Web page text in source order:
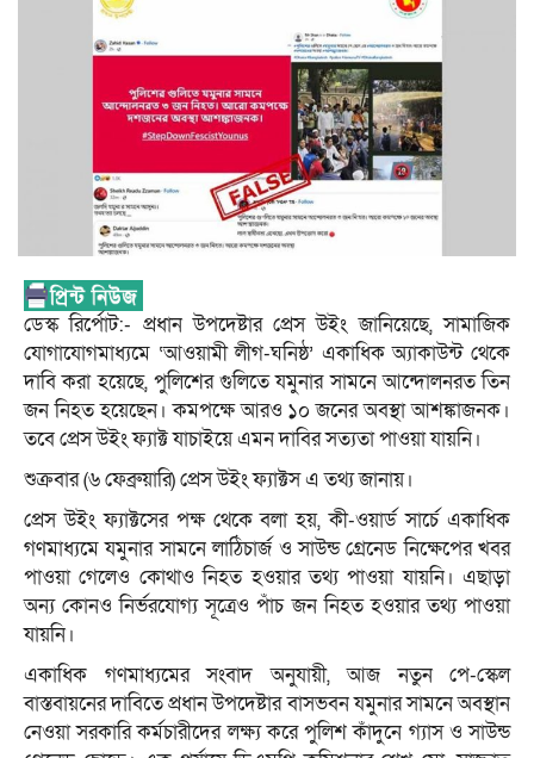
ডেস্ক রির্পোট:- প্রধান উপদেষ্টার প্রেস উইং জানিয়েছে, সামাজিক
যোগাযোগমাধ্যমে ‘আওয়ামী লীগ-ঘনিষ্ঠ’ একাধিক অ্যাকাউন্ট থেকে
দাবি করা হয়েছে, পুলিশের গুলিতে যমুনার সামনে আন্দোলনরত তিন
জন নিহত হয়েছেন। কমপক্ষে আরও ১০ জনের অবস্থা আশঙ্কাজনক।
তবে প্রেস উইং ফ্যাক্ট যাচাইয়ে এমন দাবির সত্যতা পাওয়া যায়নি।
শুক্রবার (৬ ফেব্রুয়ারি) প্রেস উইং ফ্যাক্টস এ তথ্য জানায়।
প্রেস উইং ফ্যাক্টসের পক্ষ থেকে বলা হয়, কী-ওয়ার্ড সার্চে একাধিক
গণমাধ্যমে যমুনার সামনে লাঠিচার্জ ও সাউন্ড গ্রেনেড নিক্ষেপের খবর
পাওয়া গেলেও কোথাও নিহত হওয়ার তথ্য পাওয়া যায়নি। এছাড়া
অন্য কোনও নির্ভরযোগ্য সূত্রেও পাঁচ জন নিহত হওয়ার তথ্য পাওয়া
যায়নি।
একাধিক গণমাধ্যমের সংবাদ অনুযায়ী, আজ নতুন পে-স্কেল
বাস্তবায়নের দাবিতে প্রধান উপদেষ্টার বাসভবন যমুনার সামনে অবস্থান
নেওয়া সরকারি কর্মচারীদের লক্ষ্য করে পুলিশ কাঁদুনে গ্যাস ও সাউন্ড